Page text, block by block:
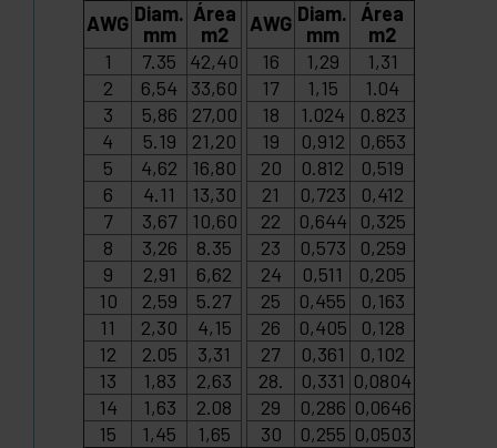
AWG Diam.
mm
Área
m2
AWG Diam.
mm
Área
m2
1
7.35 42,40 16 1,29
1,31
2
6,54 33,60 17 1,15
1.04
3
5,86 27,00 18 1.024
0.823
4
5.19 21,20 19 0,912
0,653
5
4,62 16,80 20 0.812
0,519
6
4.11 13,30 21 0,723
0,412
7
3,67 10,60 22 0,644
0,325
8
3,26 8.35 23 0,573
0,259
9
2,91 6,62 24 0,511
0,205
10
2,59 5.27 25 0,455
0,163
11
2,30 4,15 26 0,405
0,128
12
2.05 3,31 27 0,361
0,102
13
1,83 2,63 28. 0,331 0,0804
14
1,63 2.08 29 0,286 0,0646
15
1,45 1,65 30 0,255 0,0503